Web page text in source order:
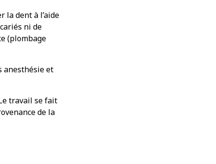
la dent à l’aide
ni de
(plombage
anesthésie et
travail se fait
de la